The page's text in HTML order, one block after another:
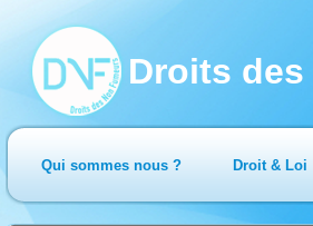
Droits
Qui sommes nous ? Droit & Loi